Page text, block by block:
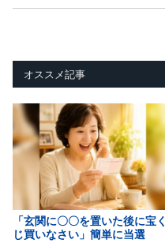
オススメ記事
「玄関に〇〇を置いた後に宝く
じ買いなさい」簡単に当選